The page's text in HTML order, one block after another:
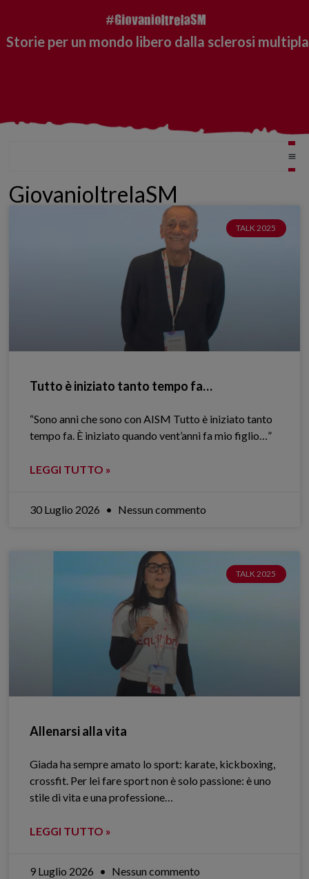
Storie per un mondo libero dalla sclerosi multipla
GiovanioltrelaSM
TALK 2025
Tutto è iniziato tanto tempo fa…
“Sono anni che sono con AISM Tutto è iniziato tanto
tempo fa. È iniziato quando vent’anni fa mio figlio…”
LEGGI TUTTO »
30 Luglio 2026 Nessun commento
TALK 2025
Allenarsi alla vita
Giada ha sempre amato lo sport: karate, kickboxing,
crossfit. Per lei fare sport non è solo passione: è uno
stile di vita e una professione…
LEGGI TUTTO »
9 Luglio 2026 Nessun commento